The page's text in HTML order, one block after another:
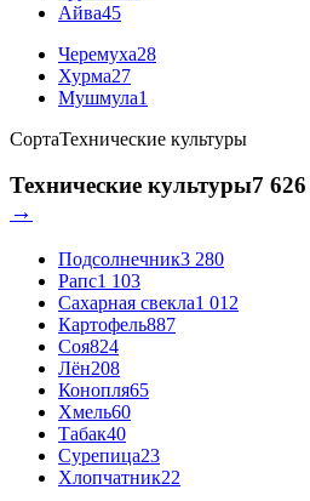
Айва45
Черемуха28
Хурма27
Мушмула1
СортаТехнические культуры
Технические культуры7
→
Подсолнечник3 280
Рапс1 103
Сахарная свекла1 012
Картофель887
Соя824
Лён208
Конопля65
Хмель60
Табак40
Сурепица23
Хлопчатник22